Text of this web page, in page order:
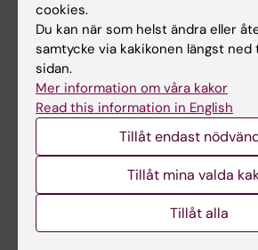
Studentmejlen
Kurs- och programwebbar
Student på KI
Medarbetarportalen
cookies.
Du kan när som helst ändra eller
samtycke via kakikonen längst ned
sidan.
Mer information om våra kakor
Read this information in English
Tillåt endast
Tillåt mina valda
Tillåt alla